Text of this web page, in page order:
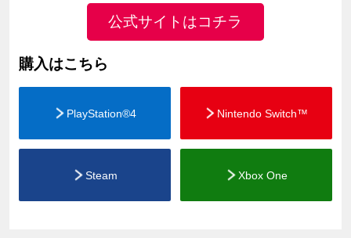
公式サイトはコチラ
購入はこちら
PlayStation®4 Nintendo Switch™
Steam Xbox One